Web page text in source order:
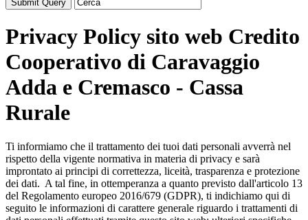
Privacy Policy sito web Credito
Cooperativo di Caravaggio
Adda e Cremasco - Cassa
Rurale
Ti informiamo che il trattamento dei tuoi dati personali avverrà nel
rispetto della vigente normativa in materia di privacy e sarà
improntato ai principi di correttezza, liceità, trasparenza e protezione
dei dati. A tal fine, in ottemperanza a quanto previsto dall'articolo 13
del Regolamento europeo 2016/679 (GDPR), ti indichiamo qui di
seguito le informazioni di carattere generale riguardo i trattamenti di